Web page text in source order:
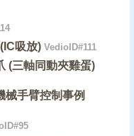
吸放) VedioID#111
(三軸同動夾雞蛋)
械手臂控制事例